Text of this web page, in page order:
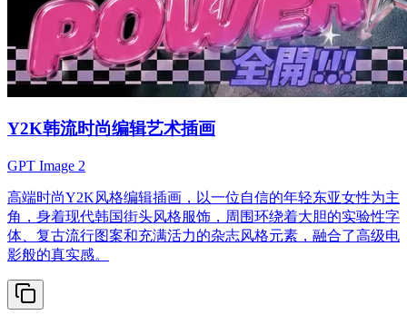
Y2K韩流时尚编辑艺术插画
GPT Image 2
高端时尚Y2K风格编辑插画，以一位自信的年轻东亚女性为主
角，身着现代韩国街头风格服饰，周围环绕着大胆的实验性字
体、复古流行图案和充满活力的杂志风格元素，融合了高级电
影般的真实感。